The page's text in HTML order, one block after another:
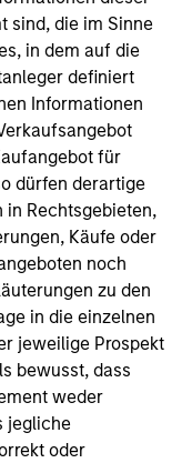
sind, die im Sinne
in dem auf die
definiert
Informationen
für
dürfen derartige
in Rechtsgebieten,
Käufe oder
noch
zu den
in die einzelnen
jeweilige Prospekt
bewusst, dass
weder
jegliche
oder
that aim
material